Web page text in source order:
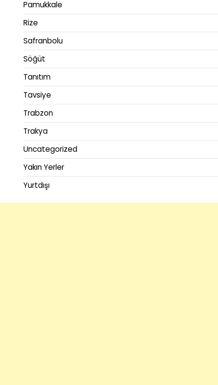
Pamukkale
Rize
Safranbolu
Söğüt
Tanıtım
Tavsiye
Trabzon
Trakya
Uncategorized
Yakın Yerler
Yurtdışı